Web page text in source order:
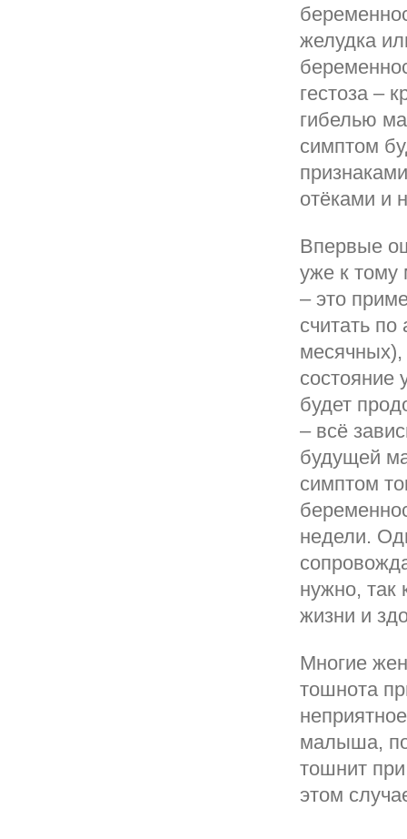
желудка
гестоза –
гибелью
симптом
отёками и
Впервые
уже к тому
– это
считать
месячных),
состояние
будет
– всё
будущей
симптом
недели.
нужно, так
жизни и
Многие
тошнота
малыша,
тошнит
этом